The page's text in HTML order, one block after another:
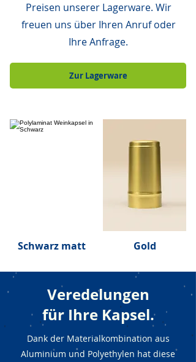
Preisen unserer Lagerware. Wir
freuen uns über Ihren Anruf oder
Ihre Anfrage.
Zur Lagerware
Schwarz matt Gold
Veredelungen
für Ihre Kapsel.
Dank der Materialkombination aus
Aluminium und Polyethylen hat diese